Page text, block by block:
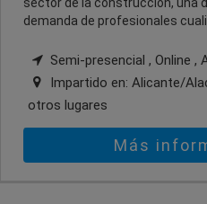
sector de la construcción, una
demanda de profesionales
Semi-presencial , Online ,
Impartido en: Alicante/
otros lugares
Más